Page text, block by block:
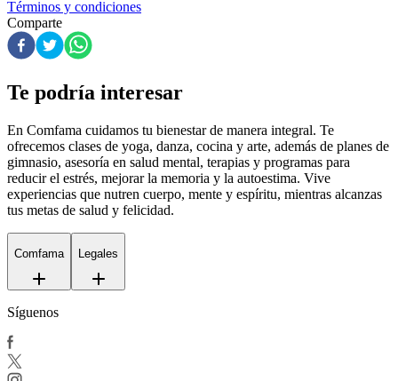
Términos y condiciones
Comparte
Te podría interesar
En Comfama cuidamos tu bienestar de manera integral. Te
ofrecemos clases de yoga, danza, cocina y arte, además de planes de
gimnasio, asesoría en salud mental, terapias y programas para
reducir el estrés, mejorar la memoria y la autoestima. Vive
experiencias que nutren cuerpo, mente y espíritu, mientras alcanzas
tus metas de salud y felicidad.
Comfama Legales
Síguenos